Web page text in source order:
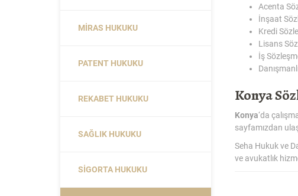
Acenta
İnşaat
Kredi
Lisans
İş
Konya
Konya‘da
sayfamızdan
Seha Hukuk ve
ve avukatlık
MIRAS HUKUKU
PATENT HUKUKU
REKABET HUKUKU
SAĞLIK HUKUKU
SIGORTA HUKUKU